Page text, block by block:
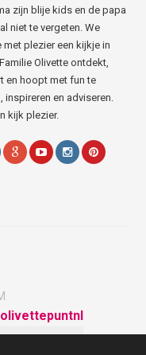
zijn blije kids en de papa
niet te vergeten. We
met plezier een kijkje in
Olivette ontdekt,
en hoopt met fun te
inspireren en adviseren.
kijk plezier.